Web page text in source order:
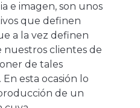
e imagen, son unos
que definen
a la vez definen
nuestros clientes de
de tales
esta ocasión lo
de un